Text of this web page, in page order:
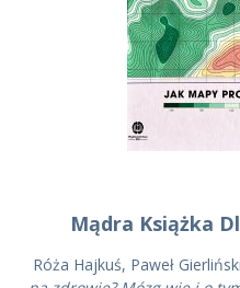
Mądra Książka
Róża Hajkuś, Paweł